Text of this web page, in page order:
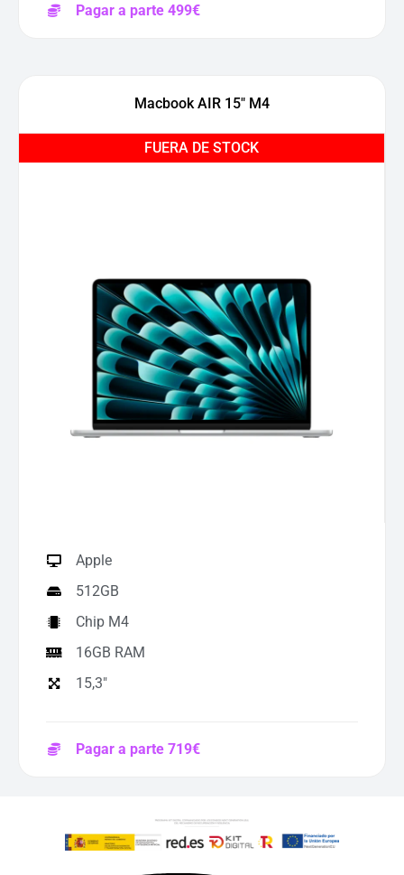
Pagar a parte 499€
Macbook AIR 15″ M4
FUERA DE STOCK
Apple
512GB
Chip M4
16GB RAM
15,3"
Pagar a parte 719€